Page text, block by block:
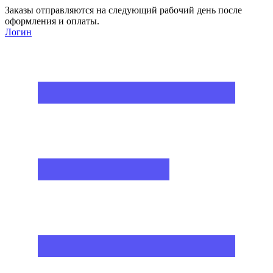
Заказы отправляются на следующий рабочий день после
оформления и оплаты.
Логин